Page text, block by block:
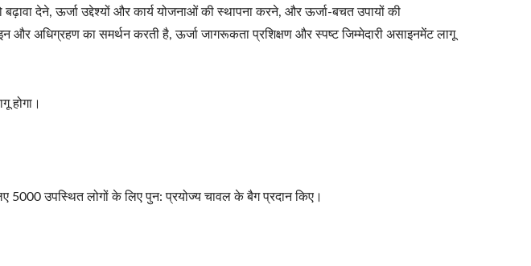
देने, ऊर्जा उद्देश्यों और कार्य योजनाओं की स्थापना करने, और ऊर्जा-बचत उपायों की
और अधिग्रहण का समर्थन करती है, ऊर्जा जागरूकता प्रशिक्षण और स्पष्ट जिम्मेदारी असाइनमेंट लागू
होगा।
5000 उपस्थित लोगों के लिए पुन: प्रयोज्य चावल के बैग प्रदान किए।